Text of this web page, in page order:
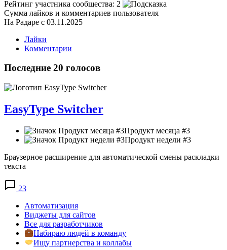
Рейтинг участника сообщества: 2
Сумма лайков и комментариев пользователя
На Радаре с 03.11.2025
Лайки
Комментарии
Последние 20 голосов
EasyType Switcher
Продукт месяца #3
Продукт недели #3
Браузерное расширение для автоматической смены раскладки
текста
23
Автоматизация
Виджеты для сайтов
Все для разработчиков
Набираю людей в команду
Ищу партнерства и коллабы